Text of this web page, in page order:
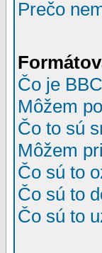
Prečo
Čo je
Môžem
Čo to sú
Môžem
Čo sú to
Čo sú to
Čo sú to